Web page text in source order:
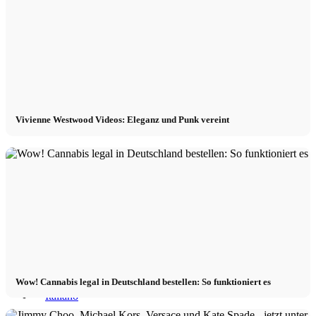
Vivienne Westwood Videos: Eleganz und Punk vereint
Wow! Cannabis legal in Deutschland bestellen: So funktioniert es